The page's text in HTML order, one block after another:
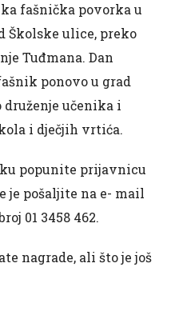
fašnička povorka u
Školske ulice, preko
Tuđmana. Dan
ponovo u grad
učenika i
i dječjih vrtića.
popunite prijavnicu
je pošaljite na e- mail
01 3458 462.
nagrade, ali što je još